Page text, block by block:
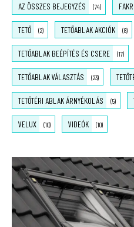
AZ ÖSSZES BEJEGYZÉS (74)
TETŐ (2) TETŐABLAK AKCIÓK (8)
TETŐABLAK BEÉPÍTÉS ÉS CSERE (17)
TETŐABLAK VÁLASZTÁS (23)
TETŐTÉRI ABLAK ÁRNYÉKOLÁS (5)
VELUX (10) VIDEÓK (10)